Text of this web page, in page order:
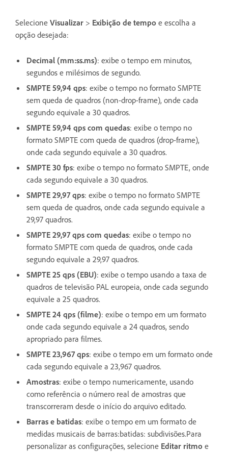
Selecione Visualizar > Exibição de tempo e escolha a
opção desejada:
Decimal (mm:ss.ms): exibe o tempo em minutos,
segundos e milésimos de segundo.
SMPTE 59,94 qps: exibe o tempo no formato SMPTE
sem queda de quadros (non-drop-frame), onde cada
segundo equivale a 30 quadros.
SMPTE 59,94 qps com quedas: exibe o tempo no
formato SMPTE com queda de quadros (drop-frame),
onde cada segundo equivale a 30 quadros.
SMPTE 30 fps: exibe o tempo no formato SMPTE, onde
cada segundo equivale a 30 quadros.
SMPTE 29,97 qps: exibe o tempo no formato SMPTE
sem queda de quadros, onde cada segundo equivale a
29,97 quadros.
SMPTE 29,97 qps com quedas: exibe o tempo no
formato SMPTE com queda de quadros, onde cada
segundo equivale a 29,97 quadros.
SMPTE 25 qps (EBU): exibe o tempo usando a taxa de
quadros de televisão PAL europeia, onde cada segundo
equivale a 25 quadros.
SMPTE 24 qps (filme): exibe o tempo em um formato
onde cada segundo equivale a 24 quadros, sendo
apropriado para filmes.
SMPTE 23,967 qps: exibe o tempo em um formato onde
cada segundo equivale a 23,967 quadros.
Amostras: exibe o tempo numericamente, usando
como referência o número real de amostras que
transcorreram desde o início do arquivo editado.
Barras e batidas: exibe o tempo em um formato de
medidas musicais de barras:batidas: subdivisões.Para
personalizar as configurações, selecione Editar ritmo e